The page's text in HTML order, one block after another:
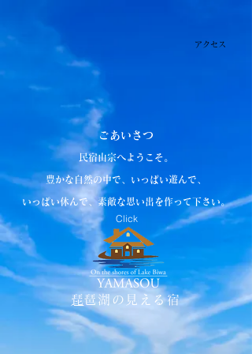
​アクセス
ごあいさつ
民宿山宗へようこそ。
豊かな自然の中で、いっぱい遊んで、
いっぱい休んで、素敵な思い出を作って下さい。
​琵琶湖の見える宿
​Click